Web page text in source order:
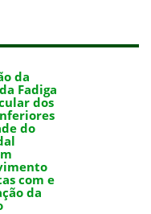
da
Fadiga
dos
do
com e
da